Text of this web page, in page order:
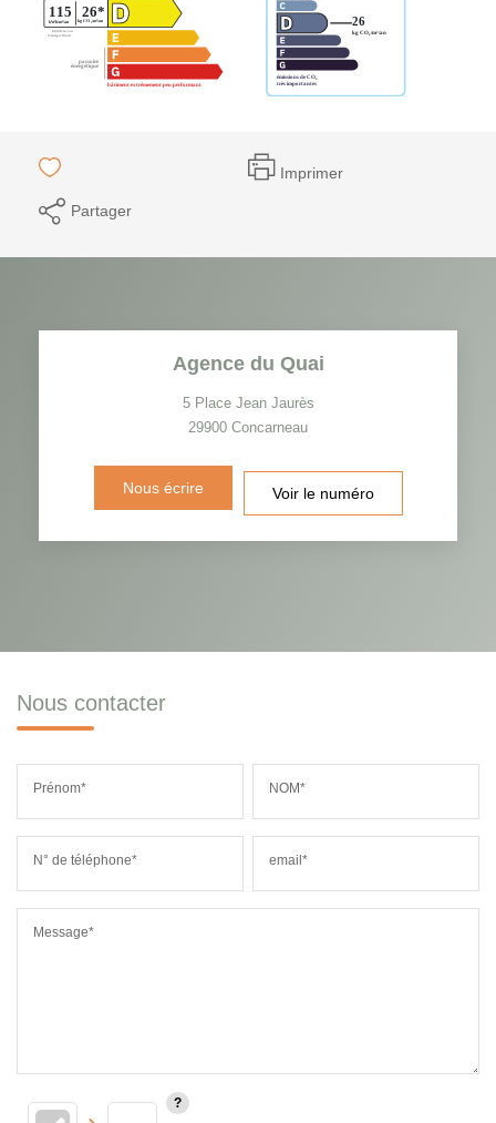
Imprimer
Partager
Agence du Quai
5 Place Jean Jaurès
29900 Concarneau
Nous écrire Voir le numéro
Nous contacter
Prénom* NOM*
N° de téléphone* email*
Message*